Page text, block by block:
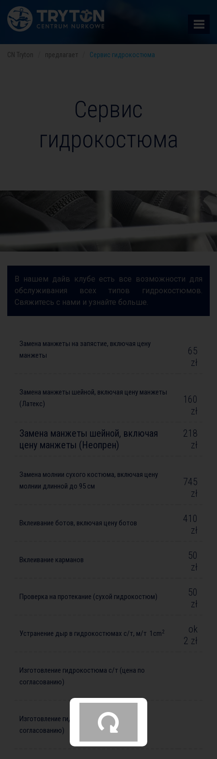
CN Tryton предлагает Сервис гидрокостюма
Сервис
гидрокостюма
В нашем дайв клубе есть все возможности для
обслуживания всех типов гидрокостюмов.
Свяжитесь с нами и узнайте больше.
Замена манжеты на запястие, включая цену
манжеты
65
zł
Замена манжеты шейной, включая цену манжеты
(Латекс)
160
zł
Замена манжеты шейной, включая
цену манжеты (Неопрен)
218
zł
Замена молнии сухого костюма, включая цену
молнии длинной до 95 см
745
zł
Вклеивание ботов, включая цену ботов
410
zł
Вклеивание карманов
50
zł
Проверка на протекание (сухой гидрокостюм)
50
zł
Устранение дыр в гидрокостюмах с/т, м/т 1cm2
ok
2 zł
Изготовление гидрокостюма с/т (цена по
согласованию)
Изготовление гидрокостюма м/т (цена по
согласованию)